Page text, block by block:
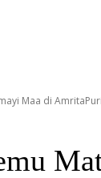
Maa di